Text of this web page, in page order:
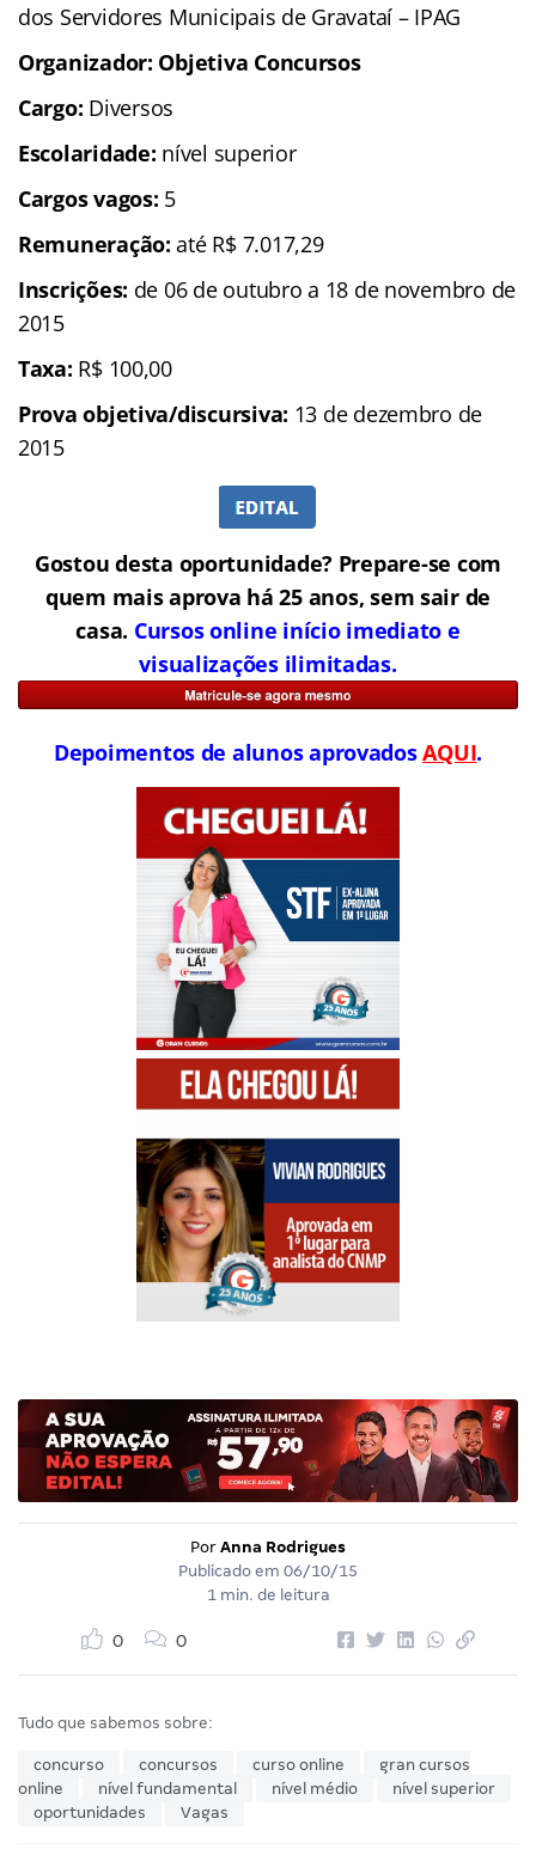
dos Servidores Municipais de Gravataí – IPAG
Organizador: Objetiva Concursos
Cargo: Diversos
Escolaridade: nível superior
Cargos vagos: 5
Remuneração: até R$ 7.017,29
Inscrições: de 06 de outubro a 18 de novembro de
2015
Taxa: R$ 100,00
Prova objetiva/discursiva: 13 de dezembro de
2015
Gostou desta oportunidade? Prepare-se com
quem mais aprova há 25 anos, sem sair de
casa. Cursos online início imediato e
visualizações ilimitadas.
Depoimentos de alunos aprovadosAQUI.
Por Anna Rodrigues
Publicado em 06/10/15
1 min. de leitura
0 0
Tudo que sabemos sobre:
concurso concursos curso online
gran cursos
online
nível fundamental nível médio
nível superior
oportunidades
Vagas